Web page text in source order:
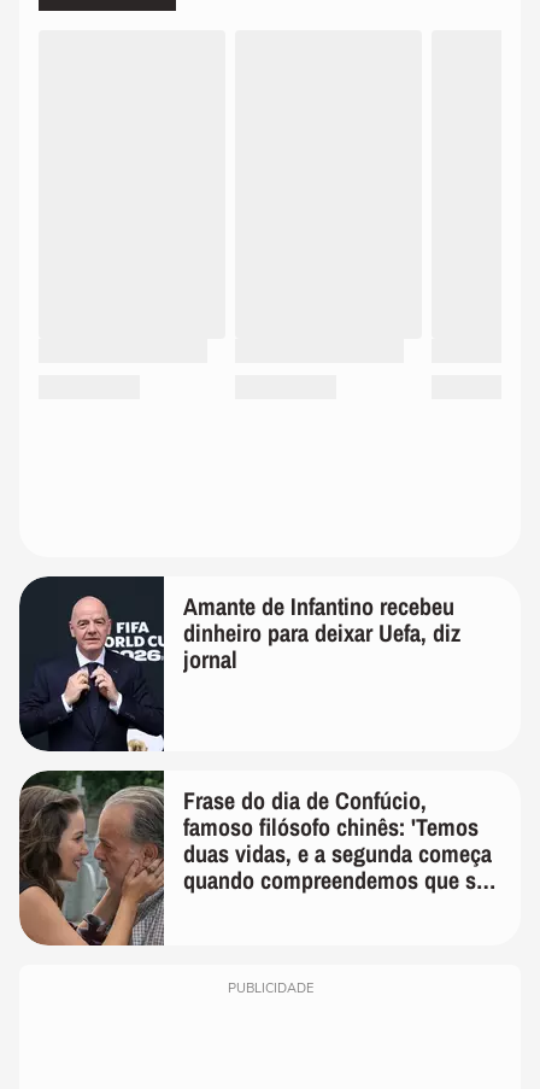
Amante de Infantino recebeu
dinheiro para deixar Uefa, diz
jornal
Frase do dia de Confúcio,
famoso filósofo chinês: 'Temos
duas vidas, e a segunda começa
quando compreendemos que só
PUBLICIDADE